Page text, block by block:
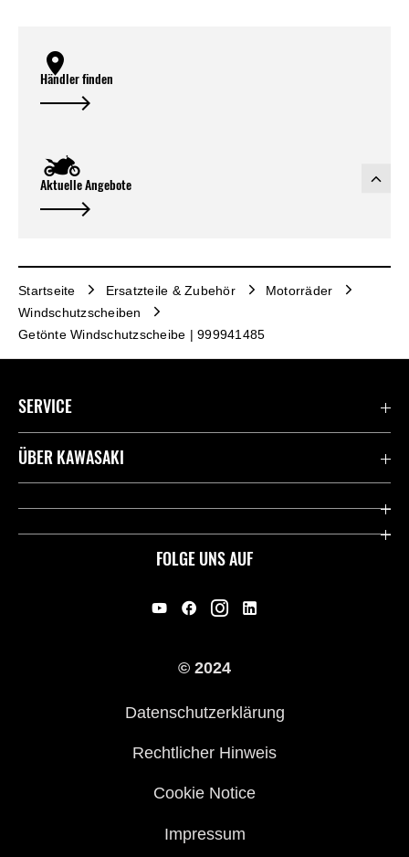
Händler finden
Aktuelle Angebote
Startseite Ersatzteile & Zubehör
Motorräder
Windschutzscheiben
Getönte Windschutzscheibe | 999941485
FOLGE UNS AUF
SERVICE
Kontaktiere uns
ÜBER KAWASAKI
Kawasaki Deutschland
© 2024
Datenschutzerklärung
Rechtlicher Hinweis
Cookie Notice
Impressum